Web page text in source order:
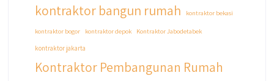
kontraktor bangun rumah
kontraktor bekasi
kontraktor bogor kontraktor depok
Kontraktor Jabodetabek
kontraktor jakarta
Kontraktor Pembangunan Rumah